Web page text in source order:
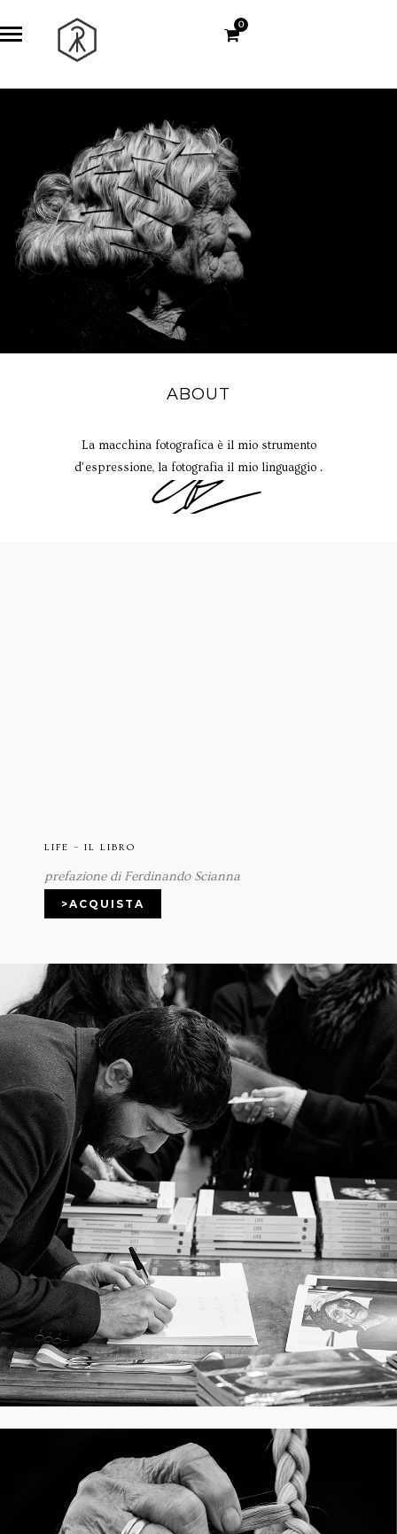
0
ABOUT
La macchina fotografica è il mio strumento
d’espressione, la fotografia il mio linguaggio .
LIFE – IL LIBRO
prefazione di Ferdinando Scianna
>ACQUISTA